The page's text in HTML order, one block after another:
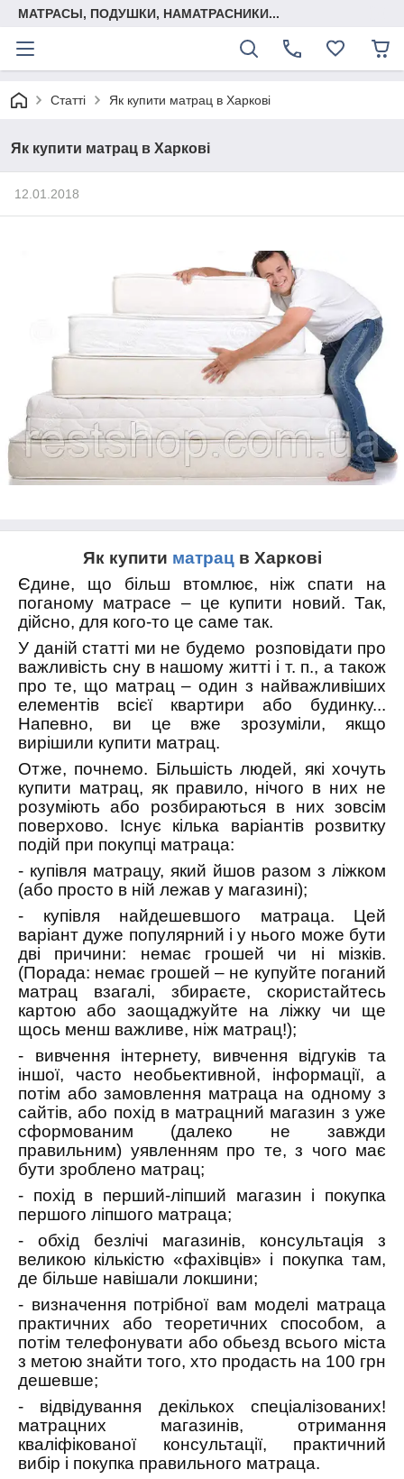
МАТРАСЫ, ПОДУШКИ, НАМАТРАСНИКИ...
Статті Як купити матрац в Харкові
Як купити матрац в Харкові
12.01.2018
Як купити матрацв Харкові
Єдине, що більш втомлює, ніж спати на
поганому матраcе – це купити новий. Так,
дійсно, для кого-то це саме так.
У даній статті ми не будемо
розповідати про
важливість сну в нашому житті і т. п., а також
про те, що матрац – один з найважливіших
елементів всієї квартири або будинку...
Напевно, ви це вже зрозуміли, якщо
вирішили купити матрац.
Отже, почнемо. Більшість людей, які хочуть
купити матрац, як правило, нічого в них не
розуміють або розбираються в них зовсім
поверхово. Існує кілька варіантів розвитку
подій при покупці матраца:
- купівля матрацу, який йшов разом з ліжком
(або просто в ній лежав у магазині);
- купівля найдешевшого матраца. Цей
варіант дуже популярний і у нього може бути
дві причини: немає грошей чи ні мізків.
(Порада: немає грошей – не купуйте поганий
матрац взагалі, збираєте, скористайтесь
картою або заощаджуйте на ліжку чи ще
щось менш важливе, ніж матрац!);
- вивчення інтернету, вивчення відгуків та
іншої, часто необьективной, інформації, а
потім або замовлення матраца на одному з
сайтів, або похід в матрацний магазин з уже
сформованим (далеко не завжди
правильним) уявленням про те, з чого має
бути зроблено матрац;
- похід в перший-ліпший магазин і покупка
першого ліпшого матраца;
- обхід безлічі магазинів, консультація з
великою кількістю «фахівців» і покупка там,
де більше навішали локшини;
- визначення потрібної вам моделі матраца
практичних або теоретичних способом, а
потім телефонувати або обьезд всього міста
з метою знайти того, хто продасть на 100 грн
дешевше;
- відвідування декількох спеціалізованих!
матрацних магазинів, отримання
кваліфікованої консультації, практичний
вибір і покупка правильного матраца.